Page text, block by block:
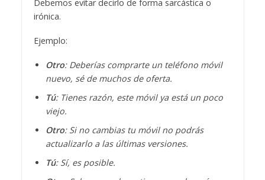
Debemos evitar decirlo de forma sarcástica o
irónica.
Ejemplo:
Otro: Deberías comprarte un teléfono móvil
nuevo, sé de muchos de oferta.
Tú: Tienes razón, este móvil ya está un poco
viejo.
Otro: Si no cambias tu móvil no podrás
actualizarlo a las últimas versiones.
Tú: Sí, es posible.